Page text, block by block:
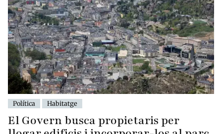
Política Habitatge
El Govern busca propietaris per